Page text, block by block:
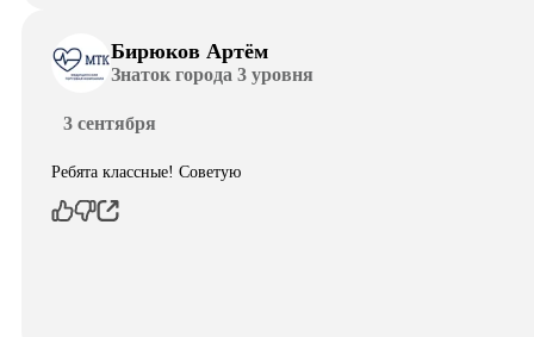
Бирюков Артём
Знаток города 3 уровня
3 сентября
Ребята классные! Советую